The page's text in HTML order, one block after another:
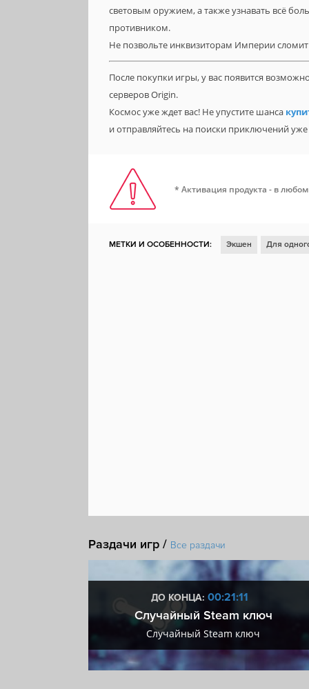
световым оружием, а также узнавать всё
противником.
Не позвольте инквизиторам Империи
После покупки игры, у вас появится
серверов Origin.
Космос уже ждет вас! Не упустите шанса
и отправляйтесь на поиски приключений уже
* Активация продукта - в
МЕТКИ И ОСОБЕННОСТИ: Экшен Для
Раздачи игр / Все раздачи
ДО КОНЦА: 00:21:10
Случайный Steam ключ
Случайный Steam ключ